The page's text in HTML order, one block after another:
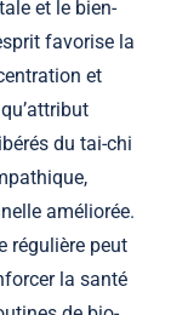
et le bien-
favorise la
et
du tai-chi
améliorée.
régulière peut
la santé